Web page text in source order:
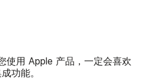
使用 Apple 产品，一定会喜欢
功能。